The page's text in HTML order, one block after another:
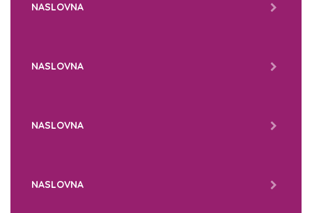
NASLOVNA
NASLOVNA
NASLOVNA
NASLOVNA